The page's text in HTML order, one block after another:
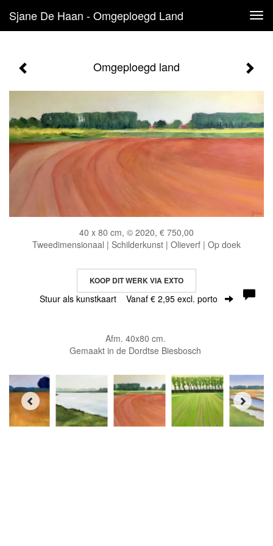
Sjane De Haan - Omgeploegd Land
Omgeploegd land
40 x 80 cm, © 2020, € 750,00
Tweedimensionaal | Schilderkunst | Olieverf | Op doek
KOOP DIT WERK VIA EXTO
Stuur als kunstkaart Vanaf € 2,95 excl. porto
Afm. 40x80 cm.
Gemaakt in de Dordtse Biesbosch